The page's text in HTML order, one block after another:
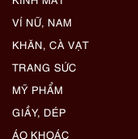
VÍ NỮ, NAM
KHĂN, CÀ VẠT
TRANG SỨC
MỸ PHẨM
GIẦY, DÉP
ÁO KHOÁC